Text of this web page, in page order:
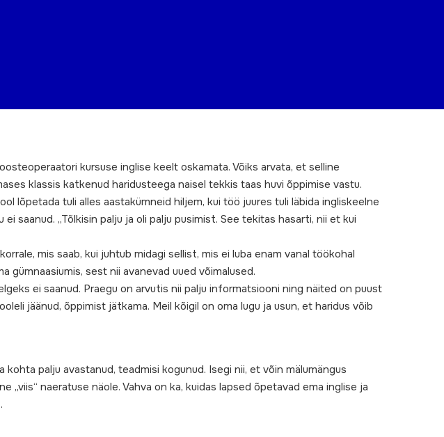
kursuse inglise keelt oskamata. Võiks arvata, et selline
klassis katkenud haridusteega naisel tekkis taas huvi õppimise vastu.
lõpetada tuli alles aastakümneid hiljem, kui töö juures tuli läbida ingliskeelne
saanud. „Tõlkisin palju ja oli palju pusimist. See tekitas hasarti, nii et kui
mis saab, kui juhtub midagi sellist, mis ei luba enam vanal töökohal
gümnaasiumis, sest nii avanevad uued võimalused.
ei saanud. Praegu on arvutis nii palju informatsiooni ning näited on puust
jäänud, õppimist jätkama. Meil kõigil on oma lugu ja usun, et haridus võib
palju avastanud, teadmisi kogunud. Isegi nii, et võin mälumängus
naeratuse näole. Vahva on ka, kuidas lapsed õpetavad ema inglise ja